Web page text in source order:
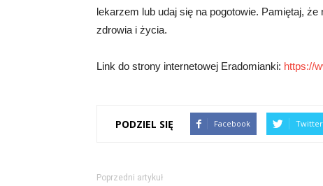
lekarzem lub udaj się na pogotowie. Pamiętaj,
zdrowia i życia.
Link do strony internetowej Eradomianki: https://
PODZIEL SIĘ Facebook Twitter
Poprzedni artykuł